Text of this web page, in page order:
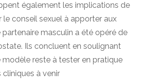
également les implications de
conseil sexuel à apporter aux
masculin a été opéré de
Ils concluent en soulignant
modèle reste à tester en pratique
à venir